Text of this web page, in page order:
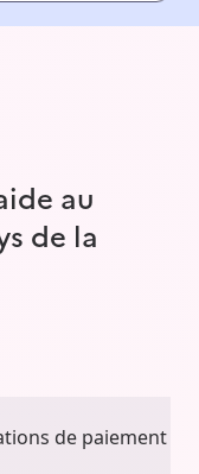
au
de la
de paiement